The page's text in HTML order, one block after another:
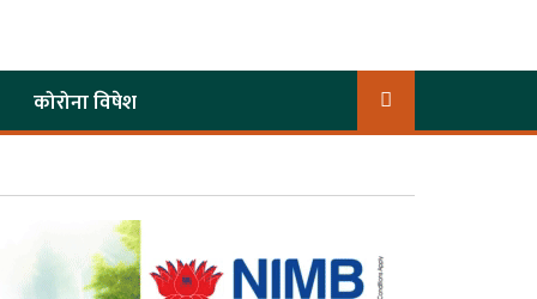
कोरोना विषेश